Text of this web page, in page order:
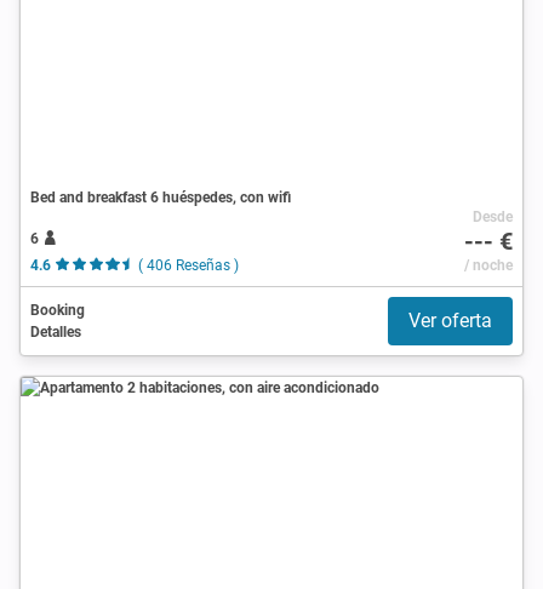
Bed and breakfast 6 huéspedes, con wifi
6
4.6
( 406 Reseñas )
Desde
--- €
/ noche
Booking
Detalles
Ver oferta